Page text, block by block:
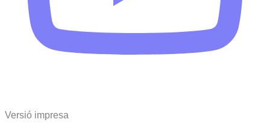
Versió impresa